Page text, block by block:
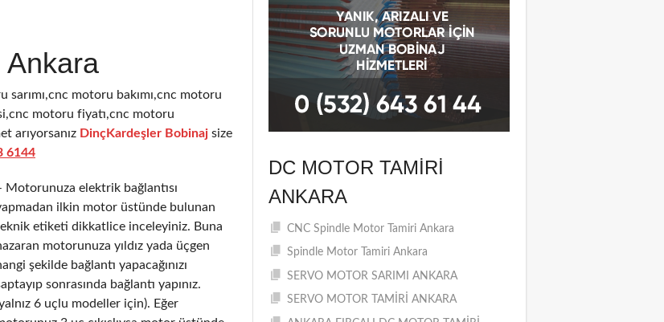
Ankara
motoru bakımı,cnc motoru
motoru fiyatı,cnc motoru
arıyorsanız DinçKardeşler Bobinaj size
6144
Motorunuza elektrik bağlantısı
ilkin motor üstünde bulunan
etiketi dikkatlice inceleyiniz. Buna
motorunuza yıldız yada üçgen
şekilde bağlantı yapacağınızı
sonrasında bağlantı yapınız.
6 uçlu modeller için). Eğer
DC MOTOR TAMIRI
ANKARA
CNC Spindle Motor Tamiri Ankara
Spindle Motor Tamiri Ankara
SERVO MOTOR SARIMI ANKARA
SERVO MOTOR TAMİRİ ANKARA